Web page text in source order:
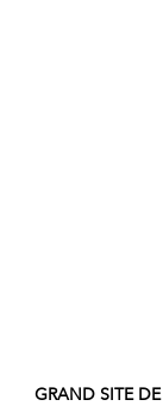
GRAND SITE DE